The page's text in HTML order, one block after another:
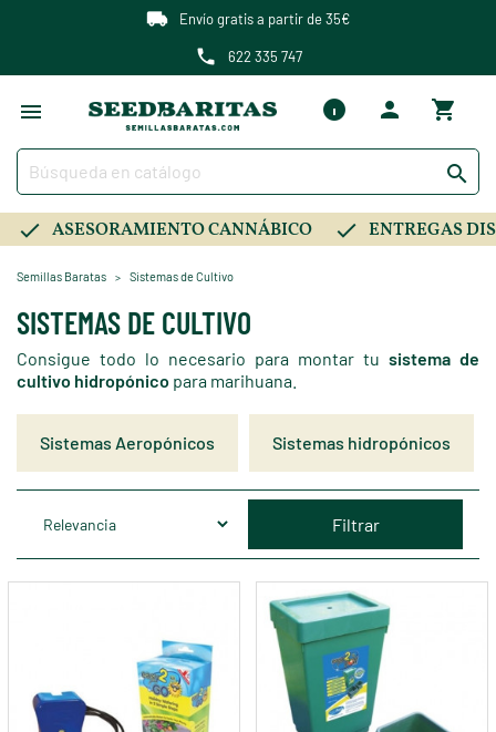
Envío gratis a partir de 35€
622 335 747

ASESORAMIENTO CANNÁBICO ENTREGAS
Semillas Baratas Sistemas de Cultivo
SISTEMAS DE CULTIVO
Consigue todo lo necesario para montar tu sistema de
cultivo hidropónico para marihuana.
Sistemas Aeropónicos Sistemas hidropónicos
Filtrar